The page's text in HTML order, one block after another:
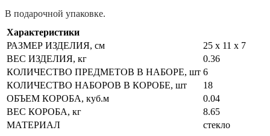
В подарочной упаковке.
Характеристики
РАЗМЕР ИЗДЕЛИЯ, см
25 x 11 x 7
ВЕС ИЗДЕЛИЯ, кг
0.36
КОЛИЧЕСТВО ПРЕДМЕТОВ В НАБОРЕ, шт 6
КОЛИЧЕСТВО НАБОРОВ В КОРОБЕ, шт
18
ОБЪЕМ КОРОБА, куб.м
0.04
ВЕС КОРОБА, кг
8.65
МАТЕРИАЛ
стекло